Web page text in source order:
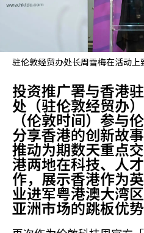
驻伦敦经贸办处长周雪梅在活动上
投资推广署与香港
处（驻伦敦经贸办
（伦敦时间）参与
分享香港的创新故
推动为期数天重点
港两地在科技、人
作，展示香港作为
业进军粤港澳大湾
亚洲市场的跳板优